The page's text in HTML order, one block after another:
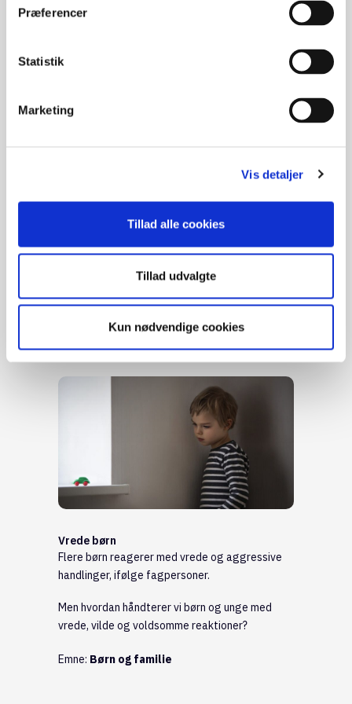
Præferencer
Statistik
Marketing
Vis detaljer
Tillad alle cookies
Tillad udvalgte
Kun nødvendige cookies
Kan borderline behandles? Det korte svar er ja.
Hvor man tidligere så ret pessimistisk på
årtier sket så meget på området, at der findes
behandlingsmetoder, som langt de fleste vil
have gavn af.
Borderline
Vrede børn
Flere børn reagerer med vrede og aggressive
handlinger, ifølge fagpersoner.
Men hvordan håndterer vi børn og unge med
vrede, vilde og voldsomme reaktioner?
Emne: Børn og familie